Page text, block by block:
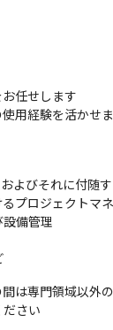
任せします
用経験を活かせ
よびそれに付随
プロジェクトマ
備管理
は専門領域以外
さい